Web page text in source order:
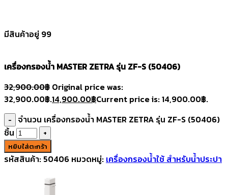
มีสินค้าอยู่ 99
เครื่องกรองน้ำ MASTER ZETRA รุ่น ZF-S (50406)
32,900.00฿ Original price was:
32,900.00฿.14,900.00฿Current price is: 14,900.00฿.
จำนวน เครื่องกรองน้ำ MASTER ZETRA รุ่น ZF-S (50406)
ชิ้น
หยิบใส่ตะกร้า
รหัสสินค้า: 50406 หมวดหมู่: เครื่องกรองน้ำใช้ สำหรับน้ำประปา